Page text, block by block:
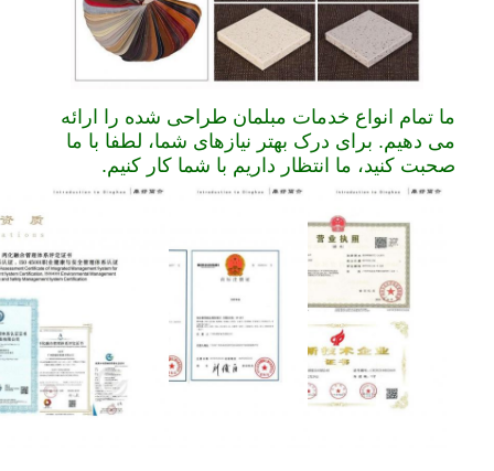
ما تمام انواع خدمات مبلمان طراحی شده را ارائه
می دهیم. برای درک بهتر نیازهای شما، لطفا با ما
صحبت کنید، ما انتظار داریم با شما کار کنیم.